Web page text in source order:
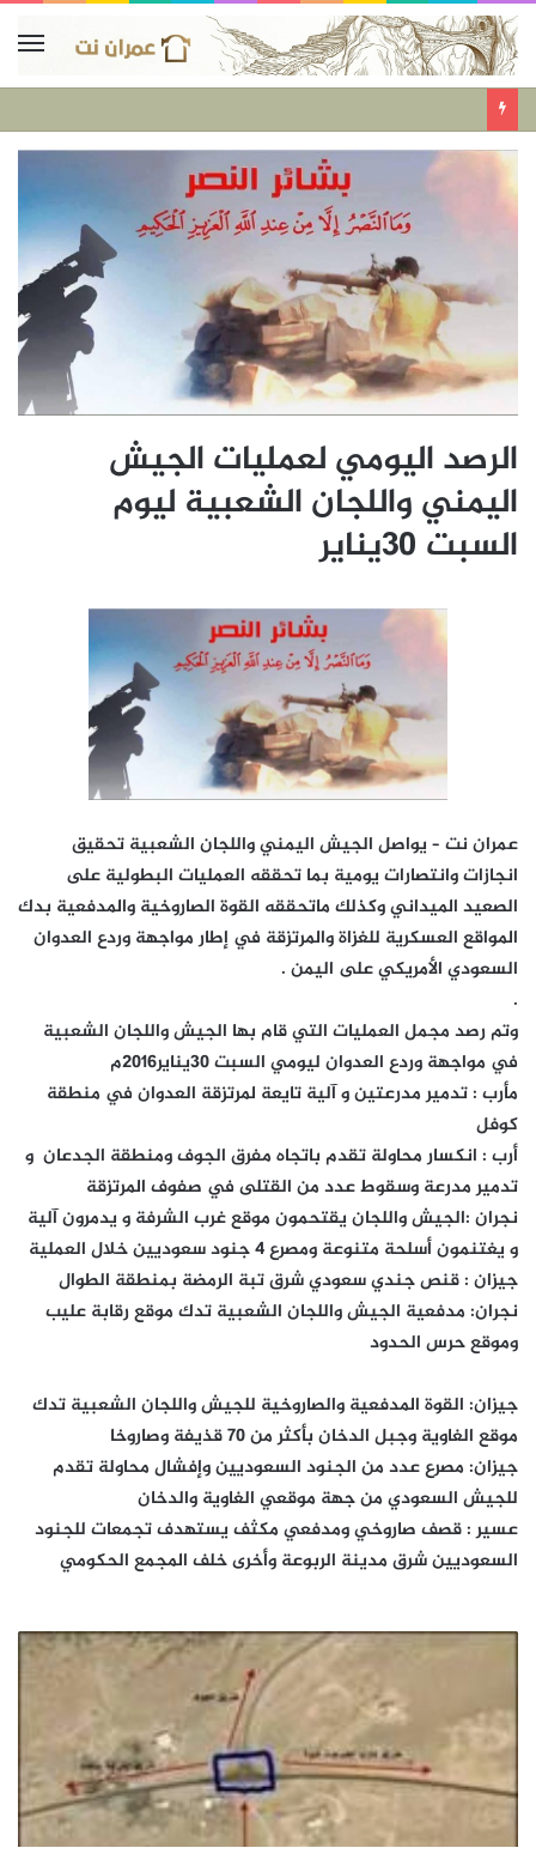
الرصد اليومي لعمليات الجيش
اليمني واللجان الشعبية ليوم
السبت 30يناير
عمران نت – يواصل الجيش اليمني واللجان الشعبية تحقيق
انجازات وانتصارات يومية بما تحققه العمليات البطولية على
الصعيد الميداني وكذلك ماتحققه القوة الصاروخية والمدفعية بدك
المواقع العسكرية للغزاة والمرتزقة في إطار مواجهة وردع العدوان
السعودي الأمريكي على اليمن .
.
وتم رصد مجمل العمليات التي قام بها الجيش واللجان الشعبية
في مواجهة وردع العدوان ليومي السبت 30يناير2016م
مأرب : تدمير مدرعتين و آلية تايعة لمرتزقة العدوان في منطقة
كوفل
أرب : انكسار محاولة تقدم باتجاه مفرق الجوف ومنطقة الجدعان و
تدمير مدرعة وسقوط عدد من القتلى في صفوف المرتزقة
نجران :الجيش واللجان يقتحمون موقع غرب الشرفة و يدمرون آلية
و يغتنمون أسلحة متنوعة ومصرع 4 جنود سعوديين خلال العملية
جيزان : قنص جندي سعودي شرق تبة الرمضة بمنطقة الطوال
نجران: مدفعية الجيش واللجان الشعبية تدك موقع رقابة عليب
وموقع حرس الحدود
جيزان: القوة المدفعية والصاروخية للجيش واللجان الشعبية تدك
موقع الغاوية وجبل الدخان بأكثر من 70 قذيفة وصاروخا
جيزان: مصرع عدد من الجنود السعوديين وإفشال محاولة تقدم
للجيش السعودي من جهة موقعي الغاوية والدخان
عسير : قصف صاروخي ومدفعي مكثف يستهدف تجمعات للجنود
السعوديين شرق مدينة الربوعة وأخرى خلف المجمع الحكومي